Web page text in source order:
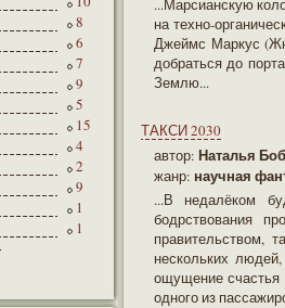
8
6
7
9
5
15
4
2
9
1
1
...Марсианскую
на техно-
Джеймс Маркус
добраться до
Землю...
ТАКСИ 2030
автор: Наталья
жанр: научная
...В недалёком
бодрствования
правительством,
нескольких
ощущение счастья
одного из